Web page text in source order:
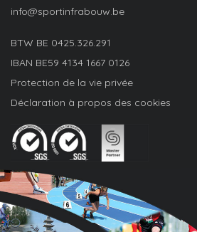
info@sportinfrabouw.be
BTW BE 0425.326.291
IBAN BE59 4134 1667 0126
Protection de la vie privée
Déclaration à propos des cookies